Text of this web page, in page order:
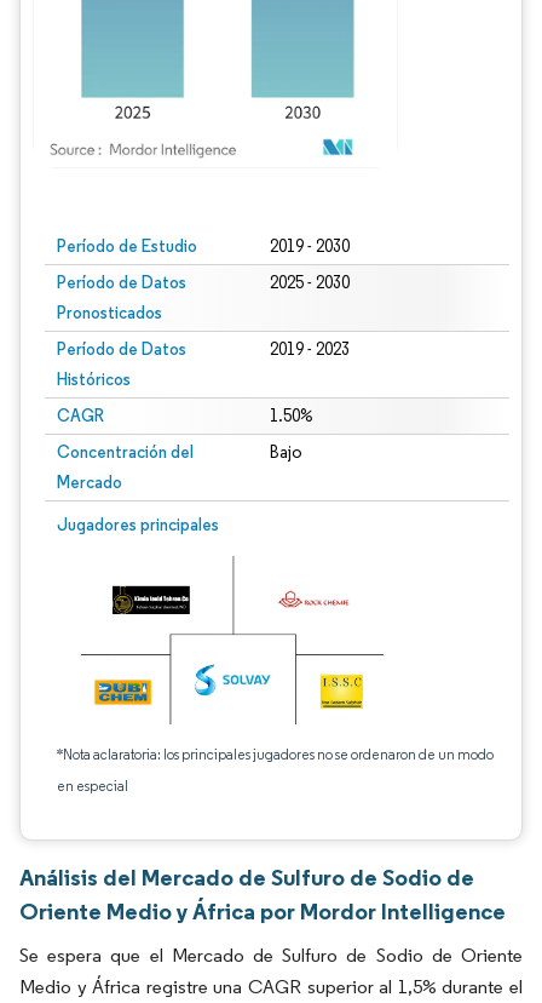
Período de Estudio 2019 - 2030
Período de Datos
Pronosticados
2025 - 2030
Período de Datos
Históricos
2019 - 2023
CAGR 1.50%
Concentración del
Mercado
Bajo
Jugadores principales
*Nota aclaratoria: los principales jugadores no se ordenaron de un modo
en especial
Análisis del Mercado de Sulfuro de Sodio de
Oriente Medio y África por Mordor Intelligence
Se espera que el Mercado de Sulfuro de Sodio de Oriente
Medio y África registre una CAGR superior al 1,5% durante el